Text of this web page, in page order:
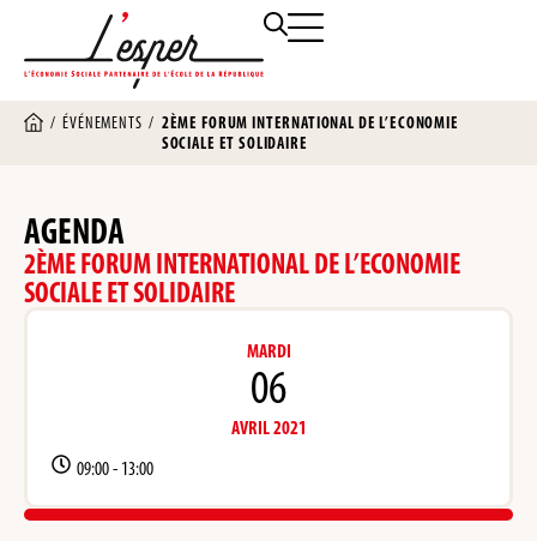
/ÉVÉNEMENTS / 2ÈME FORUM INTERNATIONAL DE L’ECONOMIE
SOCIALE ET SOLIDAIRE
AGENDA
2ÈME FORUM INTERNATIONAL DE L’ECONOMIE
SOCIALE ET SOLIDAIRE
MARDI
06
AVRIL 2021
09:00 - 13:00